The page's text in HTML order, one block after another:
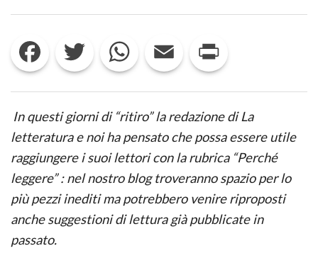
LEGGERE
LIBRO:
I
DETECTIVE
DI
BOLAÑO
Facebook Twitter WhatsApp Email
In questi giorni di “ritiro” la redazione diLa
letteratura e noiha pensato che possa essere utile
raggiungere i suoi lettori con la rubrica “Perché
leggere” : nel nostro blog troveranno spazio per lo
più pezzi inediti ma potrebbero venire riproposti
anche suggestioni di lettura già pubblicate in
passato.